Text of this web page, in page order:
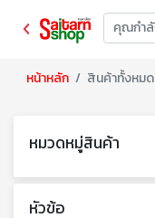
หน้าหลัก สินค้าทั้งหมด
หมวดหมู่สินค้า
หัวข้อ